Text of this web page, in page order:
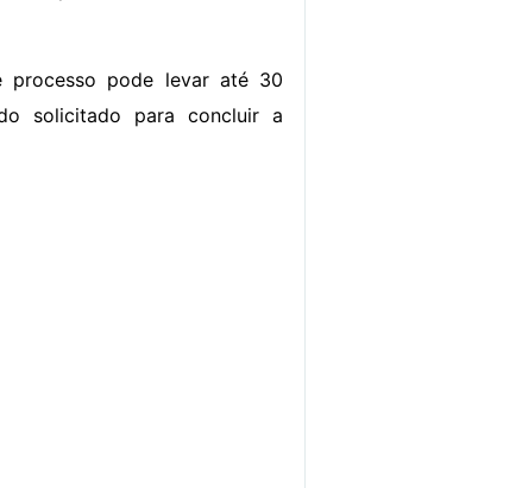
processo pode levar até 30
solicitado para concluir a